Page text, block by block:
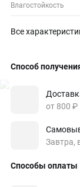
Влагостойкость
Все
Способ
от 800 ₽
Завтра,
Способы оплаты